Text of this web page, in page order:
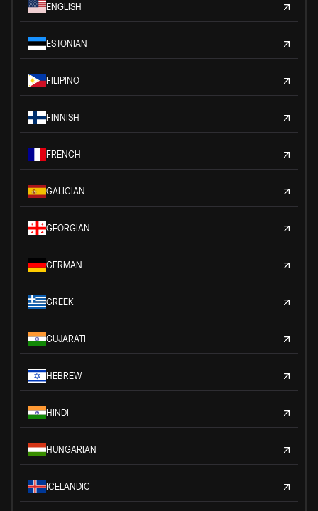
ENGLISH
ESTONIAN
FILIPINO
FINNISH
FRENCH
GALICIAN
GEORGIAN
GERMAN
GREEK
GUJARATI
HEBREW
HINDI
HUNGARIAN
ICELANDIC